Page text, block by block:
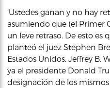
‘Ustedes ganan y no hay
asumiendo que (el Primer
un leve retraso. De esto es
planteó el juez Stephen
Estados Unidos, Jeffrey B.
ya el presidente Donald
designación de los